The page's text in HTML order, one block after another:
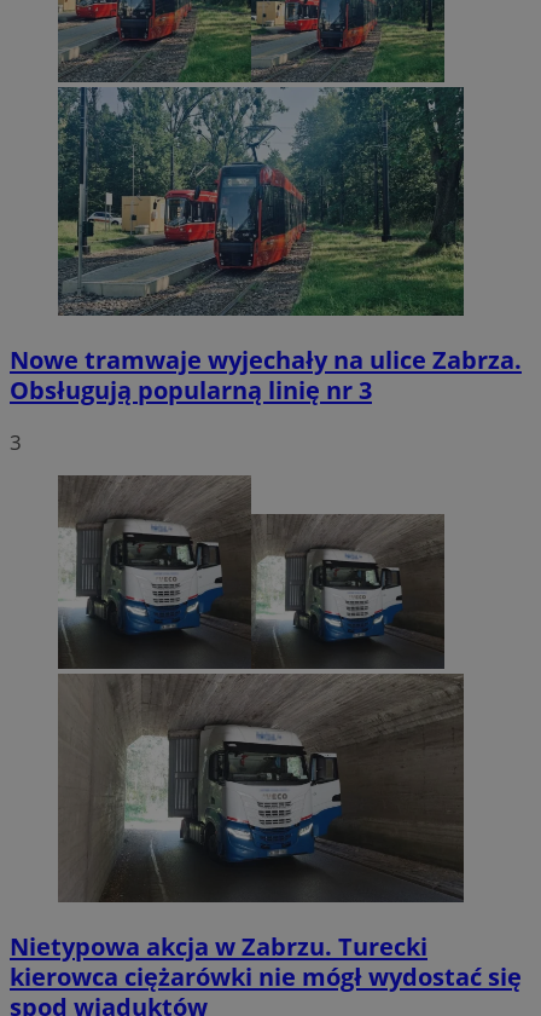
Nowe tramwaje wyjechały na ulice Zabrza.
Obsługują popularną linię nr 3
3
Nietypowa akcja w Zabrzu. Turecki
kierowca ciężarówki nie mógł wydostać się
spod wiaduktów